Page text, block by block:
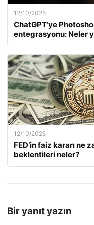
12/10/2025
ChatGPT’ye
entegrasyonu: Neler
12/10/2025
FED’in faiz kararı ne
beklentileri neler?
Bir yanıt yazın